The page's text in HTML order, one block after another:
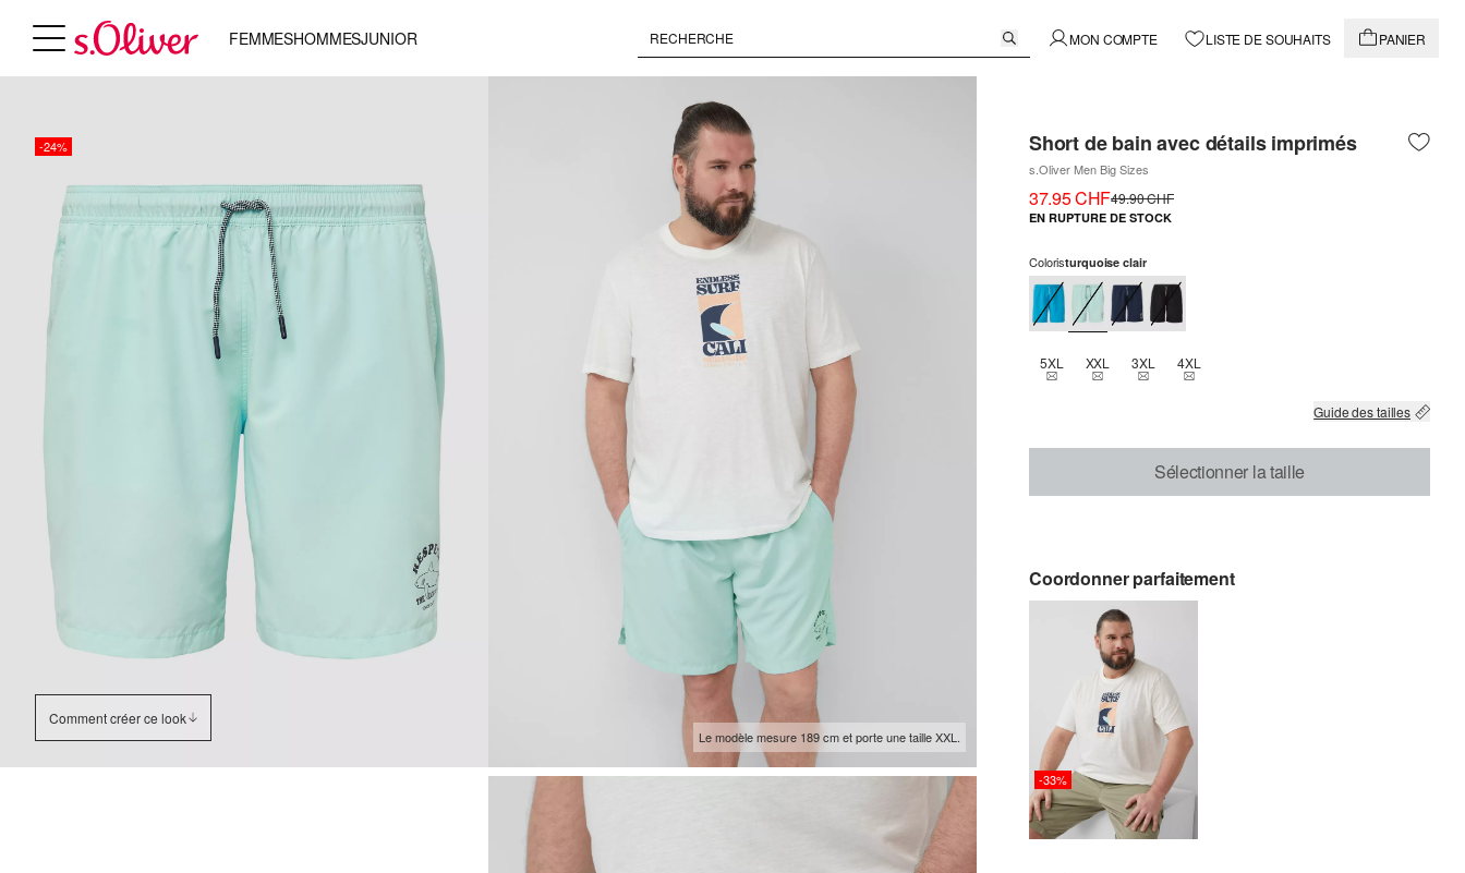
FEMMESHOMMESJUNIOR MON COMPTE LISTE DE SOUHAITS PANIER
-24%
Comment créer ce look
Le modèle mesure 189 cm et porte une taille XXL.
Short de bain avec détails imprimés
s.Oliver Men Big Sizes
37.95 CHF49.90 CHF
EN RUPTURE DE STOCK
Coloristurquoise clair
5XLTHIS SIZE IS CURRENTLY OUT OF STOCK
XXLTHIS SIZE IS CURRENTLY OUT OF STOCK
3XLTHIS SIZE IS CURRENTLY OUT OF STOCK
4XLTHIS SIZE IS CURRENTLY OUT OF STOCK
Guide des tailles
Sélectionner la taille
Coordonner parfaitement
-33%